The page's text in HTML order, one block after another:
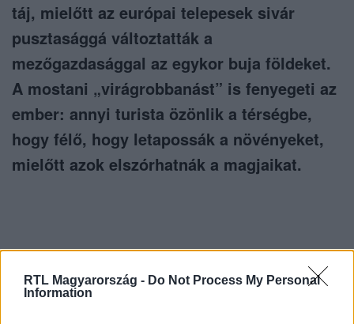
RTL Magyarország - Do Not Process My Personal
Information
táj, mielőtt az európai telepesek sivár
pusztasággá változtatták a
mezőgazdasággal az egykor buja földeket.
A mostani „virágrobbanást” is fenyegeti az
ember: annyi turista özönlik a térségbe,
hogy félő, hogy letapossák a növényeket,
mielőtt azok elszórhatnák a magjaikat.
Itt állítsd be, hogy az RTL.hu az elsők között
legyen a Google-találatokban!